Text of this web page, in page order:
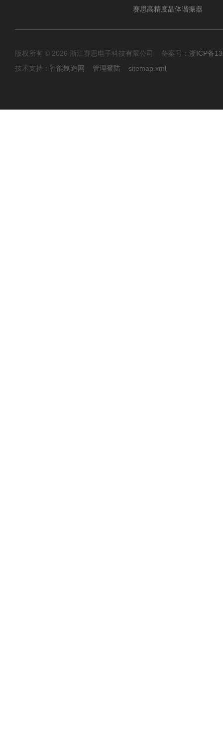
赛思高精度晶体谐振器
版权所有 © 2026 浙江赛思电子科技有限公司 备案号： 浙ICP备
技术支持： 智能制造网 管理登陆 sitemap.xml